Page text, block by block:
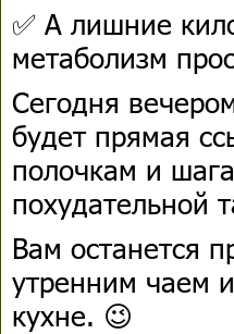
✅ А лишние
метаболизм
Сегодня
будет прямая
полочкам и
похудательной
Вам останется
утренним чаем
кухне. 😉